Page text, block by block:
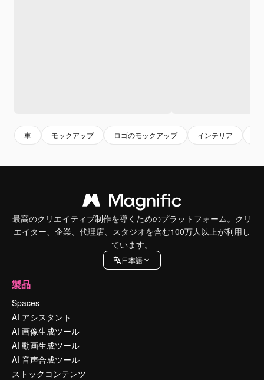
車 モックアップ ロゴのモックアップ インテリア
最高のクリエイティブ制作を導くためのプラットフォーム。クリ
エイター、企業、代理店、スタジオを含む100万人以上が利用し
ています。
日本語
製品
Spaces
AI アシスタント
AI 画像生成ツール
AI 動画生成ツール
AI 音声合成ツール
ストックコンテンツ